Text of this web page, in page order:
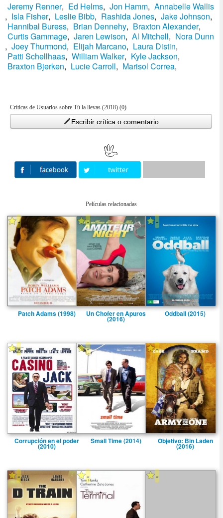
Jeremy Renner, Ed Helms, Jon Hamm, Annabelle Wallis
, Isla Fisher, Leslie Bibb, Rashida Jones, Jake Johnson,
Hannibal Buress, Brian Dennehy, Braxton Alexander,
Curtis Gammage, Jaren Lewison, Al Mitchell, Nora Dunn
, Joey Thurmond, Elijah Marcano, Laura Distin,
Patti Schellhaas, William Walker, Kyle Jackson,
Braxton Bjerken, Lucie Carroll, Marisol Correa,
Críticas de Usuarios sobre Tú la llevas (2018) (0)
Escribir crítica o comentario
Películas relacionadas
-
Patch Adams (1998)
-
Un Chofer en Apuros
(2016)
-
Oddball (2015)
-
Corrupción en el poder
(2010)
-
Small Time (2014)
-
Objetivo: Bin Laden
(2016)
- - -